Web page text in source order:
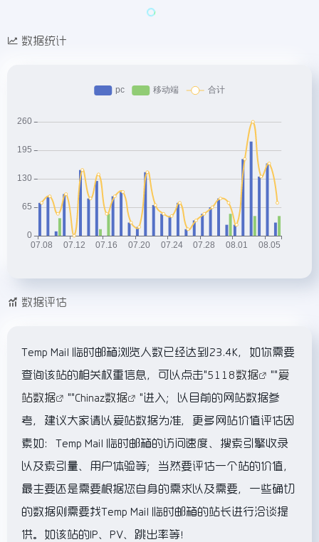
数据统计
数据评估
Temp Mail 临时邮箱浏览人数已经达到23.4K，如你需要
查询该站的相关权重信息，可以点击"5118数据 ""爱
站数据
""Chinaz数据
"进入；以目前的网站数据参
考，建议大家请以爱站数据为准，更多网站价值评估因
素如：Temp Mail 临时邮箱的访问速度、搜索引擎收录
以及索引量、用户体验等；当然要评估一个站的价值，
最主要还是需要根据您自身的需求以及需要，一些确切
的数据则需要找Temp Mail 临时邮箱的站长进行洽谈提
供。如该站的IP、PV、跳出率等！